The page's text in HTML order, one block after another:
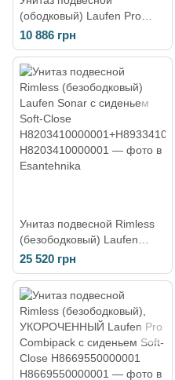
(ободковый) Laufen Pro
Combipack с сиденьем Soft-
Close H8669530000001
10 886 грн
Унитаз подвесной Rimless
(безободковый) Laufen
Sonar с сиденьем Soft-
Close
H8203410000001+H893341
0000001
25 520 грн